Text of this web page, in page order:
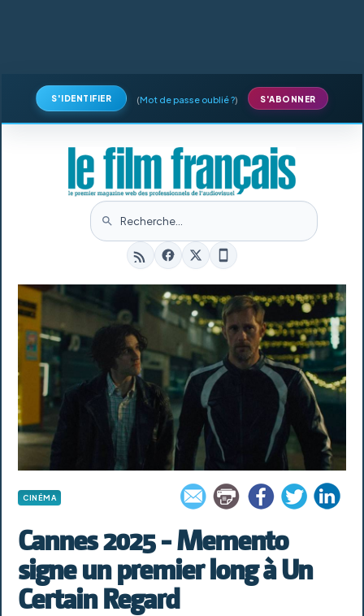
S'IDENTIFIER (Mot de passe oublié ?) S'ABONNER
CINÉMA
Cannes 2025 - Memento
signe un premier long à Un
Certain Regard